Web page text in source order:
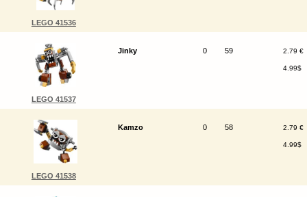
LEGO 41536
LEGO 41537
Jinky 0 59 2.79 €
4.99$
LEGO 41538
Kamzo 0 58 2.79 €
4.99$